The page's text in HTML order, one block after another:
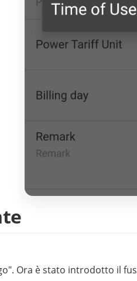
Ora è stato introdotto il